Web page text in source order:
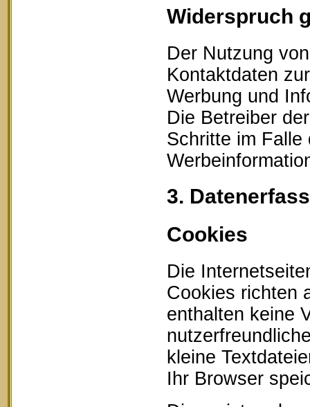
Widerspruch
Der Nutzung
Kontaktdaten
Werbung und
Die Betreiber
Schritte im Falle
3.
Cookies
Die
Cookies richten
enthalten keine
kleine
Ihr Browser